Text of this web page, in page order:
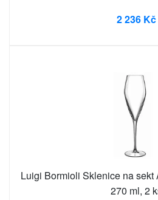
2 236 Kč
Luigi Bormioli Sklenice na sekt
270 ml, 2